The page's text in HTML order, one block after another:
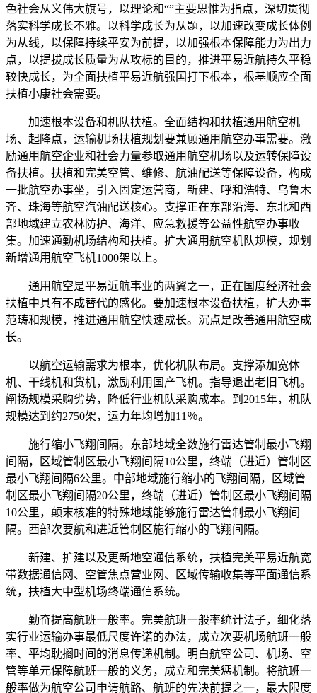
色社会从义伟大旗号，以理论和“”主要思惟为指点，深切贯彻
落实科学成长不雅。以科学成长为从题，以加速改变成长体例
为从线，以保障持续平安为前提，以加强根本保障能力为出力
点，以提拔成长质量为从攻标的目的，推进平易近航持久平稳
较快成长，为全面扶植平易近航强国打下根本，根基顺应全面
扶植小康社会需要。
加速根本设备和机队扶植。全面结构和扶植通用航空机
场、起降点，运输机场扶植规划要兼顾通用航空办事需要。激
励通用航空企业和社会力量参取通用航空机场以及运转保障设
备扶植。扶植和完美空管、维修、航油配送等保障设备，构成
一批航空办事坐，引入固定运营商，新建、呼和浩特、乌鲁木
齐、珠海等航空汽油配送核心。支撑正在东部沿海、东北和西
部地域建立农林防护、海洋、应急救援等公益性航空办事收
集。加速通勤机场结构和扶植。扩大通用航空机队规模，规划
新增通用航空飞机1000架以上。
通用航空是平易近航事业的两翼之一，正在国度经济社会
扶植中具有不成替代的感化。要加速根本设备扶植，扩大办事
范畴和规模，推进通用航空快速成长。沉点是改善通用航空成
长。
以航空运输需求为根本，优化机队布局。支撑添加宽体
机、干线机和货机，激励利用国产飞机。指导退出老旧飞机。
阐扬规模采购劣势，降低行业机队采购成本。到2015年，机队
规模达到约2750架，运力年均增加11％。
施行缩小飞翔间隔。东部地域全数施行雷达管制最小飞翔
间隔，区域管制区最小飞翔间隔10公里，终端（进近）管制区
最小飞翔间隔6公里。中部地域施行缩小的飞翔间隔，区域管
制区最小飞翔间隔20公里，终端（进近）管制区最小飞翔间隔
10公里，颠末核准的特殊地域能够施行雷达管制最小飞翔间
隔。西部次要航和进近管制区施行缩小的飞翔间隔。
新建、扩建以及更新地空通信系统，扶植完美平易近航宽
带数据通信网、空管焦点营业网、区域传输收集等平面通信系
统，扶植大中型机场终端通信系统。
勤奋提高航班一般率。完美航班一般率统计法子，细化落
实行业运输办事最低尺度许诺的办法，成立次要机场航班一般
率、平均耽搁时间的消息传递机制。明白航空公司、机场、空
管等单元保障航班一般的义务，成立和完美惩机制。将航班一
般率做为航空公司申请航路、航班的先决前提之一，最大限度